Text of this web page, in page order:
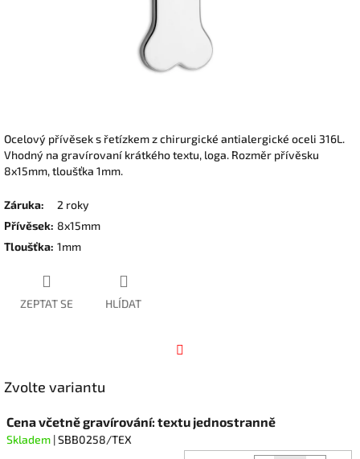
Ocelový přívěsek s řetízkem z chirurgické antialergické oceli 316L.
Vhodný na gravírovaní krátkého textu, loga. Rozměr přívěsku
8x15mm, tloušťka 1mm.
Záruka:
2 roky
Přívěsek: 8x15mm
Tloušťka: 1mm
ZEPTAT SE HLÍDAT
Zvolte variantu
Cena včetně gravírování: textu jednostranně
Skladem | SBB0258/TEX